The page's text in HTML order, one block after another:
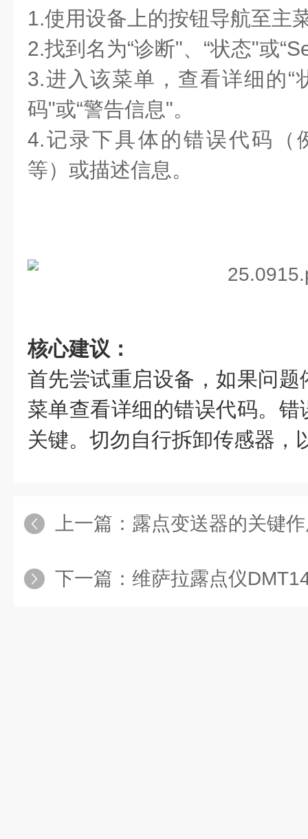
1.使用设备上的按钮导航至主
2.找到名为“诊断"、“状态"或
3.进入该菜单，查看详细的“
码"或“警告信息"。
4.记录下具体的错误代码（
等）或描述信息。
核心建议：
首先尝试重启设备，如果问
菜单查看详细的错误代码。
关键。切勿自行拆卸传感器，
上一篇： 露点变送器的关键
下一篇： 维萨拉露点仪